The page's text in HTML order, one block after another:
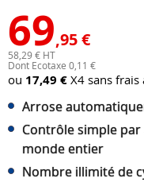
69,95 €
58,29 € HT
Dont Ecotaxe 0,11 €
ou 17,49 € X4 sans frais
Arrose
Contrôle simple
monde entier
Nombre illimité de